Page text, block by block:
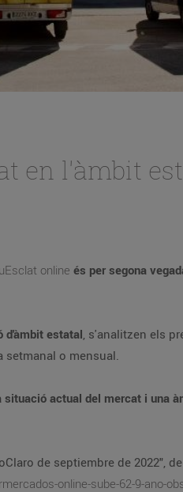
en l'àmbit
online és per segona
d'àmbit estatal, s'analitzen els
setmanal o mensual.
actual del mercat i una
de septiembre de 2022",
online-sube-62-9-ano-